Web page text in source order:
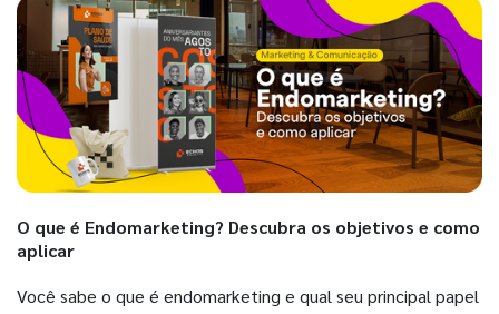
O que é Endomarketing? Descubra os objetivos e como
aplicar
Você sabe o que é endomarketing e qual seu principal papel